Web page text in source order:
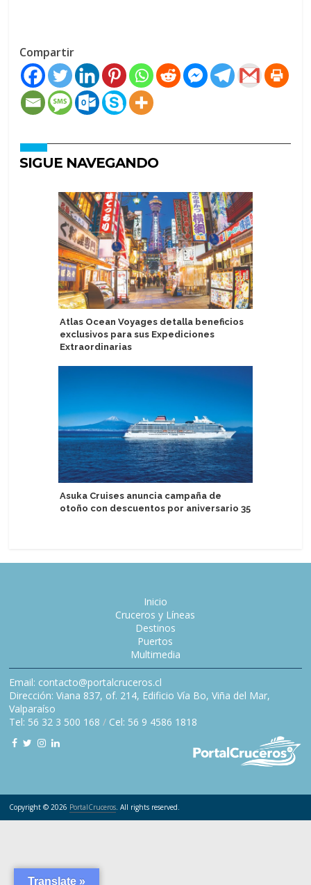
Compartir
SIGUE NAVEGANDO
Atlas Ocean Voyages detalla beneficios
exclusivos para sus Expediciones
Extraordinarias
Asuka Cruises anuncia campaña de
otoño con descuentos por aniversario 35
Inicio
Cruceros y Líneas
Destinos
Puertos
Multimedia
Email: contacto@portalcruceros.cl
Dirección: Viana 837, of. 214, Edificio Vía Bo, Viña del Mar,
Valparaíso
Tel: 56 32 3 500 168 / Cel: 56 9 4586 1818
Copyright © 2026 PortalCruceros. All rights reserved.
Translate »